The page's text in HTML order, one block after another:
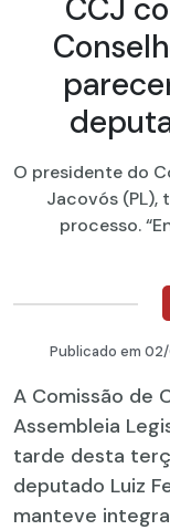
CCJ
O presidente do
Jacovós (PL),
processo.
Publicado em
A Comissão de
Assembleia
tarde desta
deputado Luiz
manteve